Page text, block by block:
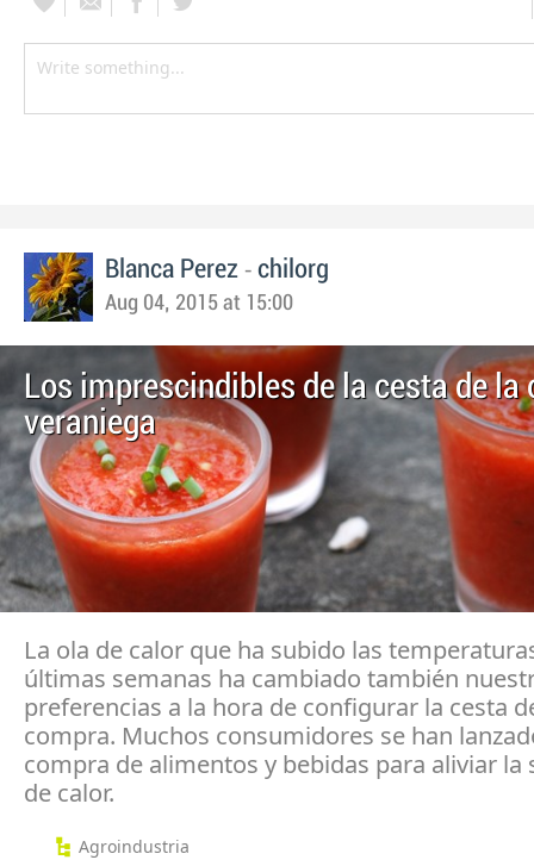
Blanca Perez - chilorg
Aug 04, 2015 at 15:00
Los imprescindibles de la cesta de la
veraniega
La ola de calor que ha subido las
últimas semanas ha cambiado también
preferencias a la hora de configurar la cesta
compra. Muchos consumidores se han
compra de alimentos y bebidas para aliviar la
de calor.
Agroindustria